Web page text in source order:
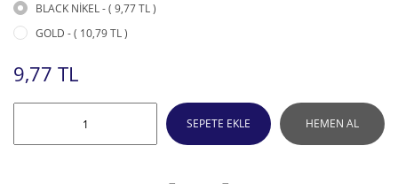
BLACK NİKEL - ( 9,77 TL )
GOLD - ( 10,79 TL )
9,77 TL
SEPETE EKLE HEMEN AL